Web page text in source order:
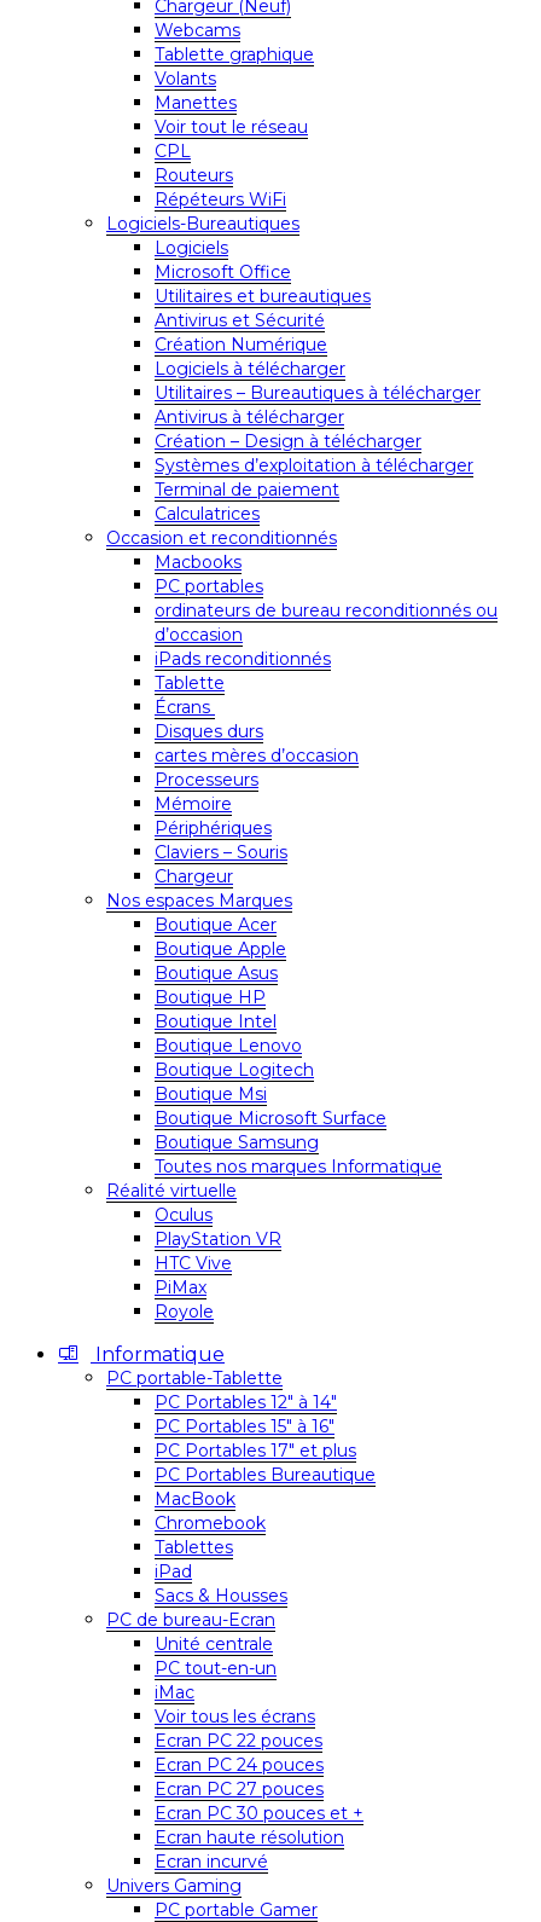
Chargeur (Neuf)
Webcams
Tablette graphique
Volants
Manettes
Voir tout le réseau
CPL
Routeurs
Répéteurs WiFi
Logiciels-Bureautiques
Logiciels
Microsoft Office
Utilitaires et bureautiques
Antivirus et Sécurité
Création Numérique
Logiciels à télécharger
Utilitaires – Bureautiques à télécharger
Antivirus à télécharger
Création – Design à télécharger
Systèmes d’exploitation à télécharger
Terminal de paiement
Calculatrices
Occasion et reconditionnés
Macbooks
PC portables
ordinateurs de bureau reconditionnés ou
d’occasion
iPads reconditionnés
Tablette
Écrans
Disques durs
cartes mères d’occasion
Processeurs
Mémoire
Périphériques
Claviers – Souris
Chargeur
Nos espaces Marques
Boutique Acer
Boutique Apple
Boutique Asus
Boutique HP
Boutique Intel
Boutique Lenovo
Boutique Logitech
Boutique Msi
Boutique Microsoft Surface
Boutique Samsung
Toutes nos marques Informatique
Réalité virtuelle
Oculus
PlayStation VR
HTC Vive
PiMax
Royole
Informatique
PC portable-Tablette
PC Portables 12″ à 14″
PC Portables 15″ à 16″
PC Portables 17″ et plus
PC Portables Bureautique
MacBook
Chromebook
Tablettes
iPad
Sacs & Housses
PC de bureau-Ecran
Unité centrale
PC tout-en-un
iMac
Voir tous les écrans
Ecran PC 22 pouces
Ecran PC 24 pouces
Ecran PC 27 pouces
Ecran PC 30 pouces et +
Ecran haute résolution
Ecran incurvé
Univers Gaming
PC portable Gamer